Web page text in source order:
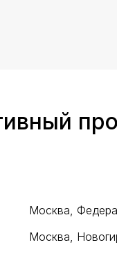
Москва,
Москва,